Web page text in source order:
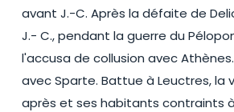
avant J.-C. Après la défaite de
J.- C., pendant la guerre du
l'accusa de collusion avec
avec Sparte. Battue à Leuctres, la
après et ses habitants contraints